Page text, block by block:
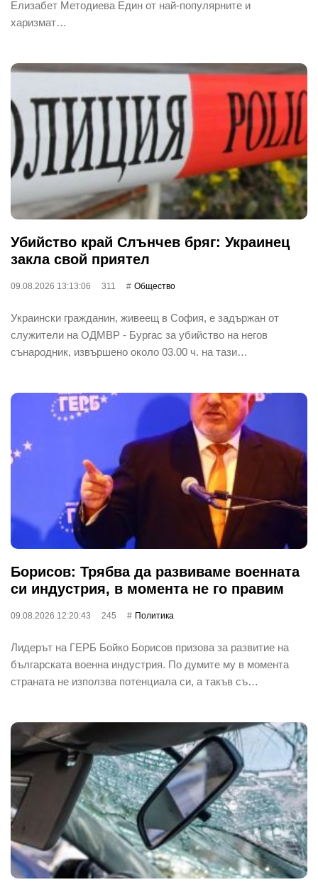
Елизабет Методиева Един от най-популярните и
харизмат…
Убийство край Слънчев бряг: Украинец
закла свой приятел
09.08.2026 13:13:06 311 Общество
Украински гражданин, живеещ в София, е задържан от
служители на ОДМВР - Бургас за убийство на негов
сънародник, извършено около 03.00 ч. на тази…
Борисов: Трябва да развиваме военната
си индустрия, в момента не го правим
09.08.2026 12:20:43 245 Политика
Лидерът на ГЕРБ Бойко Борисов призова за развитие на
българската военна индустрия. По думите му в момента
страната не използва потенциала си, а такъв съ…